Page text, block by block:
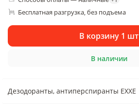
Бесплатная разгрузка, без подъема
В корзину 1 шт
В наличии
Дезодоранты, антиперспиранты EXXE